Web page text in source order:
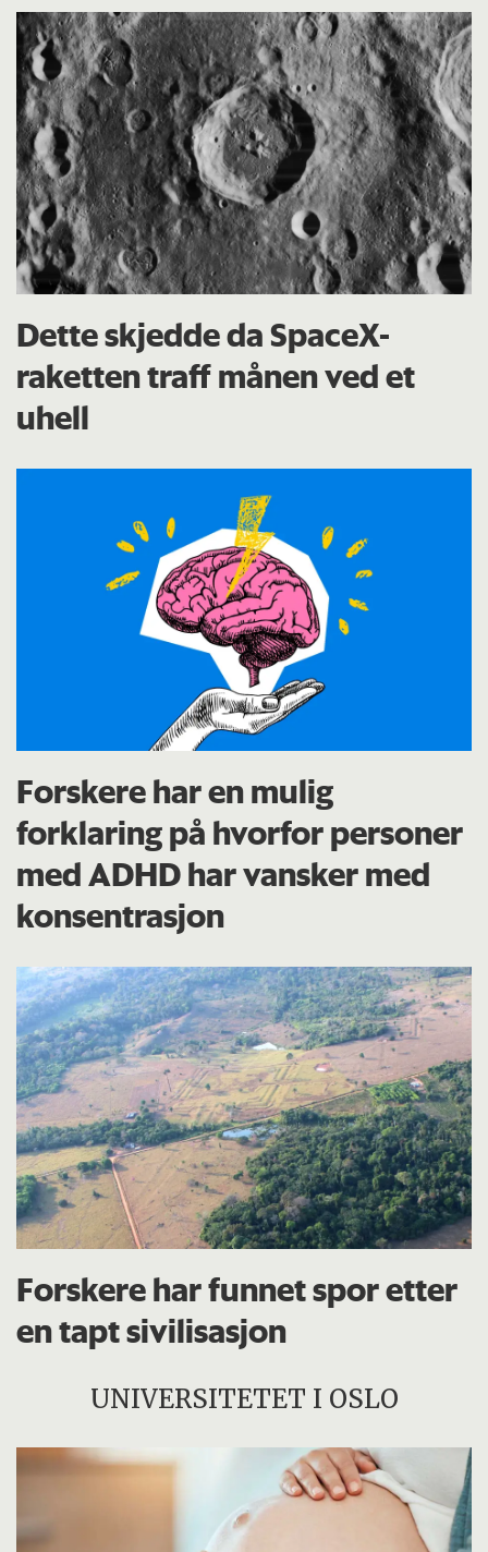
Dette skjedde da SpaceX-
raketten traff månen ved et
uhell
Forskere har en mulig
forklaring på hvorfor personer
med ADHD har vansker med
konsentrasjon
Forskere har funnet spor etter
en tapt sivilisasjon
UNIVERSITETET I OSLO